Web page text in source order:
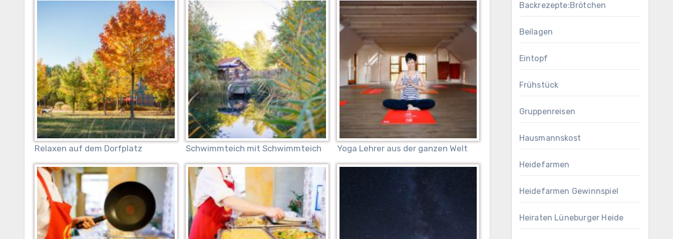
Relaxen auf dem Dorfplatz Schwimmteich mit Schwimmteich Yoga Lehrer aus der ganzen Welt
Backrezepte:Brötchen
Beilagen
Eintopf
Frühstück
Gruppenreisen
Hausmannskost
Heidefarmen
Heidefarmen Gewinnspiel
Heiraten Lüneburger Heide